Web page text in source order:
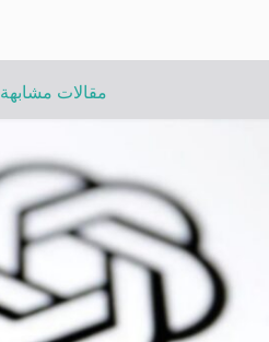
مقالات مشابهة